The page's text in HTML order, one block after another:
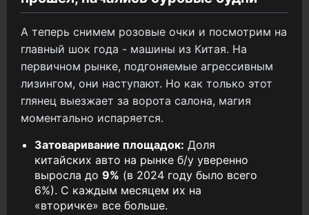
А теперь снимем розовые очки и посмотрим на
главный шок года - машины из Китая. На
первичном рынке, подгоняемые агрессивным
лизингом, они наступают. Но как только этот
глянец выезжает за ворота салона, магия
моментально испаряется.
Затоваривание площадок: Доля
китайских авто на рынке б/у уверенно
выросла до 9% (в 2024 году было всего
6%). С каждым месяцем их на
«вторичке» все больше.